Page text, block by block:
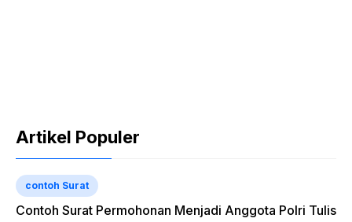
Artikel Populer
contoh Surat
Contoh Surat Permohonan Menjadi Anggota Polri Tulis